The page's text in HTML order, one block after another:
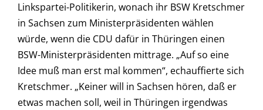
Linkspartei-Politikerin, wonach ihr BSW Kretschmer
in Sachsen zum Ministerpräsidenten wählen
würde, wenn die CDU dafür in Thüringen einen
BSW-Ministerpräsidenten mittrage. „Auf so eine
Idee muß man erst mal kommen“, echauffierte sich
Kretschmer. „Keiner will in Sachsen hören, daß er
etwas machen soll, weil in Thüringen irgendwas